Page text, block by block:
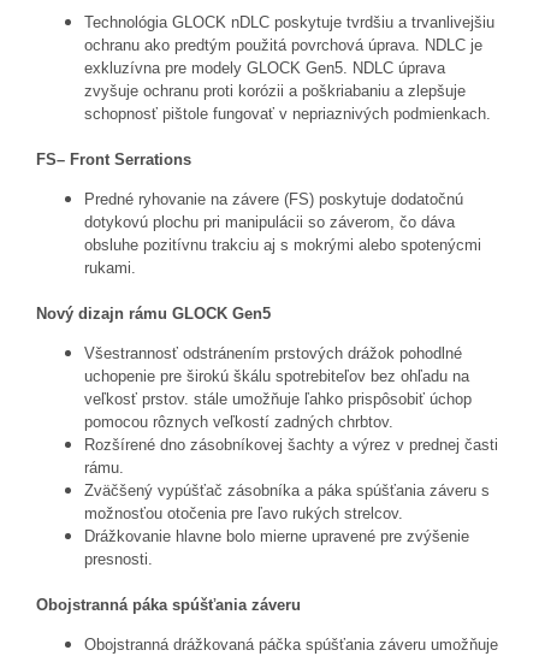
Technológia GLOCK nDLC poskytuje tvrdšiu a trvanlivejšiu
ochranu ako predtým použitá povrchová úprava. NDLC je
exkluzívna pre modely GLOCK Gen5. NDLC úprava
zvyšuje ochranu proti korózii a poškriabaniu a zlepšuje
schopnosť pištole fungovať v nepriaznivých podmienkach.
FS– Front Serrations
Predné ryhovanie na závere (FS) poskytuje dodatočnú
dotykovú plochu pri manipulácii so záverom, čo dáva
obsluhe pozitívnu trakciu aj s mokrými alebo spotenýcmi
rukami.
Nový dizajn rámu GLOCK Gen5
Všestrannosť odstránením prstových drážok pohodlné
uchopenie pre širokú škálu spotrebiteľov bez ohľadu na
veľkosť prstov. stále umožňuje ľahko prispôsobiť úchop
pomocou rôznych veľkostí zadných chrbtov.
Rozšírené dno zásobníkovej šachty a výrez v prednej časti
rámu.
Zväčšený vypúšťač zásobníka a páka spúšťania záveru s
možnosťou otočenia pre ľavo rukých strelcov.
Drážkovanie hlavne bolo mierne upravené pre zvýšenie
presnosti.
Obojstranná páka spúšťania záveru
Obojstranná drážkovaná páčka spúšťania záveru umožňuje